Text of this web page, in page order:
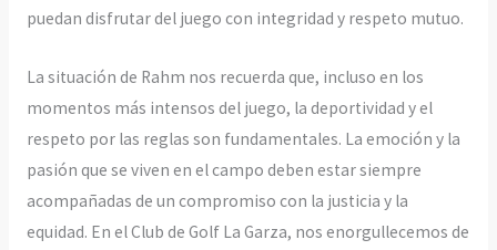
puedan disfrutar del juego con integridad y respeto mutuo.
La situación de Rahm nos recuerda que, incluso en los
momentos más intensos del juego, la deportividad y el
respeto por las reglas son fundamentales. La emoción y la
pasión que se viven en el campo deben estar siempre
acompañadas de un compromiso con la justicia y la
equidad. En el Club de Golf La Garza, nos enorgullecemos de